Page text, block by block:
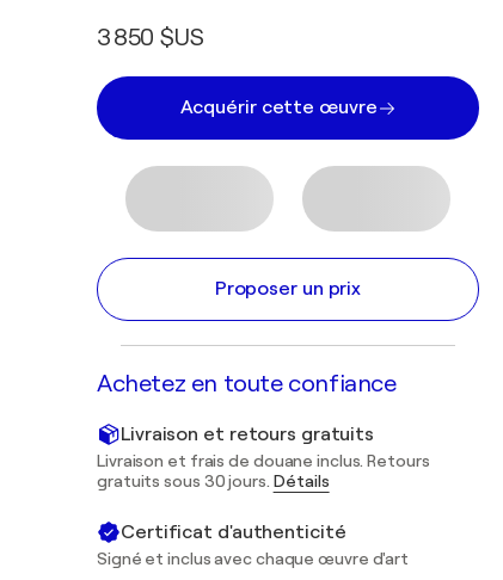
3 850 $US
Acquérir cette œuvre
Proposer un prix
Achetez en toute confiance
Livraison et retours gratuits
Livraison et frais de douane inclus. Retours
gratuits sous 30 jours. Détails
Certificat d'authenticité
Signé et inclus avec chaque œuvre d'art